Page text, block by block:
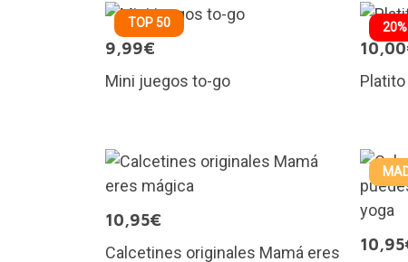
TOP 50
9,99€
Mini juegos to-go
10,95€
Calcetines originales Mamá eres